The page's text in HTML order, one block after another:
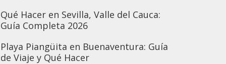
Qué Hacer en Sevilla, Valle del Cauca:
Guía Completa 2026
Playa Piangüita en Buenaventura: Guía
de Viaje y Qué Hacer